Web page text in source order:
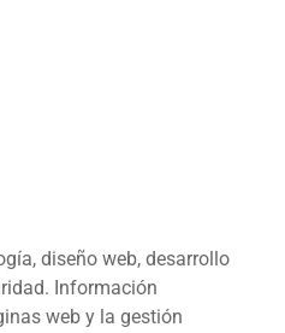
diseño web, desarrollo
Información
web y la gestión